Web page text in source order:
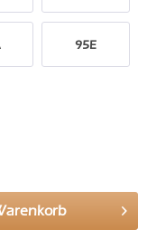
95E